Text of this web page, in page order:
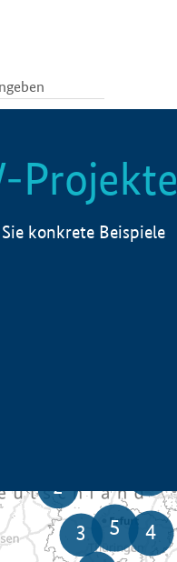
Projekte
konkrete Beispiele